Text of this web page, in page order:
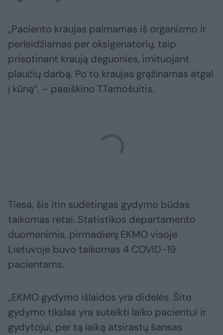
„Paciento kraujas paimamas iš organizmo ir
perleidžiamas per oksigenatorių, taip
prisotinant kraują deguonies, imituojant
plaučių darbą. Po to kraujas grąžinamas atgal
į kūną“, – paaiškino T.Tamošuitis.
Tiesa, šis itin sudėtingas gydymo būdas
taikomas retai. Statistikos departamento
duomenimis, pirmadienį EKMO visoje
Lietuvoje buvo taikomas 4 COVID-19
pacientams.
„EKMO gydymo išlaidos yra didelės. Šito
gydymo tikslas yra suteikti laiko pacientui ir
gydytojui, per tą laiką atsirastų šansas